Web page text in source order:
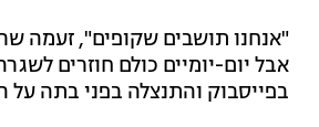
"אנחנו תושבים שקופים", זעמה
אבל יום-יומיים כולם חוזרים
בפייסבוק והתנצלה בפני בתה